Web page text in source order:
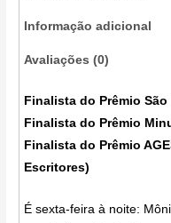
Informação adicional
Avaliações (0)
Finalista do Prêmio
Finalista do Prêmio
Finalista do Prêmio
Escritores)
É sexta-feira à noite: